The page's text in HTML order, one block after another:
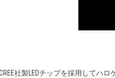
社製LEDチップを採用してハ